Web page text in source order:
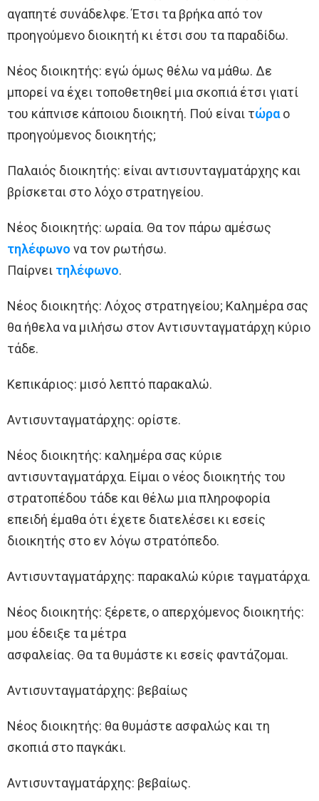
αγαπητέ συνάδελφε. Έτσι τα βρήκα από τον
προηγούμενο διοικητή κι έτσι σου τα παραδίδω.
Νέος διοικητής: εγώ όμως θέλω να μάθω. Δε
μπορεί να έχει τοποθετηθεί μια σκοπιά έτσι γιατί
του κάπνισε κάποιου διοικητή. Πού είναι τώραο
προηγούμενος διοικητής;
Παλαιός διοικητής: είναι αντισυνταγματάρχης και
βρίσκεται στο λόχο στρατηγείου.
Νέος διοικητής: ωραία. Θα τον πάρω αμέσως
τηλέφωνο να τον ρωτήσω.
Παίρνει τηλέφωνο.
Νέος διοικητής: Λόχος στρατηγείου; Καλημέρα σας
θα ήθελα να μιλήσω στον Αντισυνταγματάρχη κύριο
τάδε.
Κεπικάριος: μισό λεπτό παρακαλώ.
Αντισυνταγματάρχης: ορίστε.
Νέος διοικητής: καλημέρα σας κύριε
αντισυνταγματάρχα. Είμαι ο νέος διοικητής του
στρατοπέδου τάδε και θέλω μια πληροφορία
επειδή έμαθα ότι έχετε διατελέσει κι εσείς
διοικητής στο εν λόγω στρατόπεδο.
Αντισυνταγματάρχης: παρακαλώ κύριε ταγματάρχα.
Νέος διοικητής: ξέρετε, ο απερχόμενος διοικητής:
μου έδειξε τα μέτρα
ασφαλείας. Θα τα θυμάστε κι εσείς φαντάζομαι.
Αντισυνταγματάρχης: βεβαίως
Νέος διοικητής: θα θυμάστε ασφαλώς και τη
σκοπιά στο παγκάκι.
Αντισυνταγματάρχης: βεβαίως.